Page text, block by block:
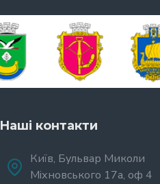
Наші контакти
Київ, Бульвар Миколи
Міхновського 17а, оф 4